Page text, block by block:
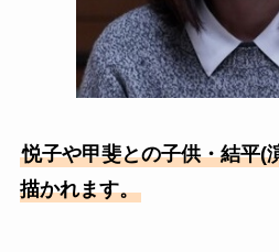
悦子や甲斐との子供・結平(
描かれます。